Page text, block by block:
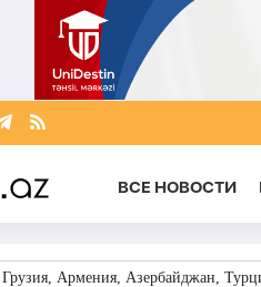
ВСЕ НОВОСТИ
Армения, Азербайджан,